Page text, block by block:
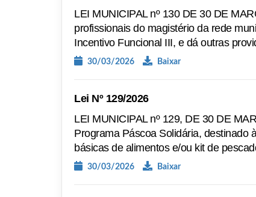
LEI MUNICIPAL nº 130 DE 30 DE
profissionais do magistério da rede
Incentivo Funcional III, e dá outras
30/03/2026 Baixar
Lei Nº 129/2026
LEI MUNICIPAL nº 129, DE 30 DE
Programa Páscoa Solidária, destinado
básicas de alimentos e/ou kit de
30/03/2026 Baixar